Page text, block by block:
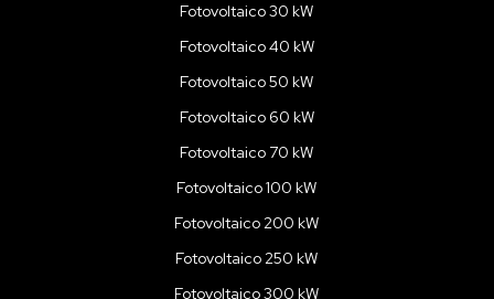
Fotovoltaico 30 kW
Fotovoltaico 40 kW
Fotovoltaico 50 kW
Fotovoltaico 60 kW
Fotovoltaico 70 kW
Fotovoltaico 100 kW
Fotovoltaico 200 kW
Fotovoltaico 250 kW
Fotovoltaico 300 kW